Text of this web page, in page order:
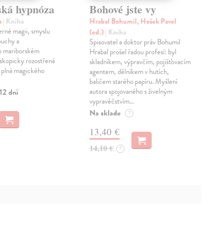
hypnóza
| Kniha
magii, smyslu
a
mariborském
rozostřená
magického
dní
Bohové jste vy
Hrabal Bohumil, Hošek Pavel
(ed.)| Kniha
Spisovatel a doktor práv Bohumil
Hrabal prošel řadou profesí: byl
skladníkem, výpravčím, pojišťovacím
agentem, dělníkem v hutích,
baličem starého papíru. Myšlení
autora spojovaného s živelným
vypravěčstvím…
Na sklade ?
13,40 €
14,10 € ?